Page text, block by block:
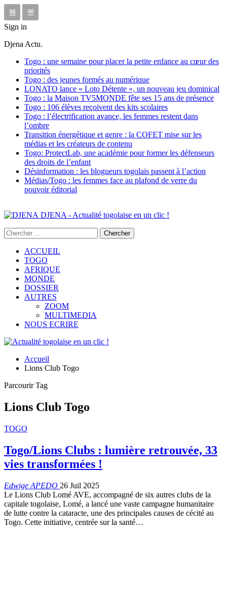
Sign in
Djena Actu.
Togo : une semaine pour placer la petite enfance au cœur des
priorités
Togo : des jeunes formés au numérique
LONATO lance « Loto Détente », un nouveau jeu dominical
Togo : la Maison TV5MONDE fête ses 15 ans de présence
Togo : 106 élèves reçoivent des kits scolaires
Togo : l’électrification avance, les femmes restent dans
l’ombre
Transition énergétique et genre : la COFET mise sur les
médias et les créateurs de contenu
Togo: ProtectLab, une académie pour former les défenseurs
des droits de l’enfant
Désinformation : les blogueurs togolais passent à l’action
Médias/Togo : les femmes face au plafond de verre du
pouvoir éditorial
DJENA - Actualité togolaise en un clic !
ACCUEIL
TOGO
AFRIQUE
MONDE
DOSSIER
AUTRES
ZOOM
MULTIMEDIA
NOUS ECRIRE
Accueil
Lions Club Togo
Parcourir Tag
Lions Club Togo
TOGO
Togo/Lions Clubs : lumière retrouvée, 33
vies transformées !
Edwige APEDO 26 Juil 2025
Le Lions Club Lomé AVE, accompagné de six autres clubs de la
capitale togolaise, Lomé, a lancé une vaste campagne humanitaire
de lutte contre la cataracte, une des principales causes de cécité au
Togo. Cette initiative, centrée sur la santé…